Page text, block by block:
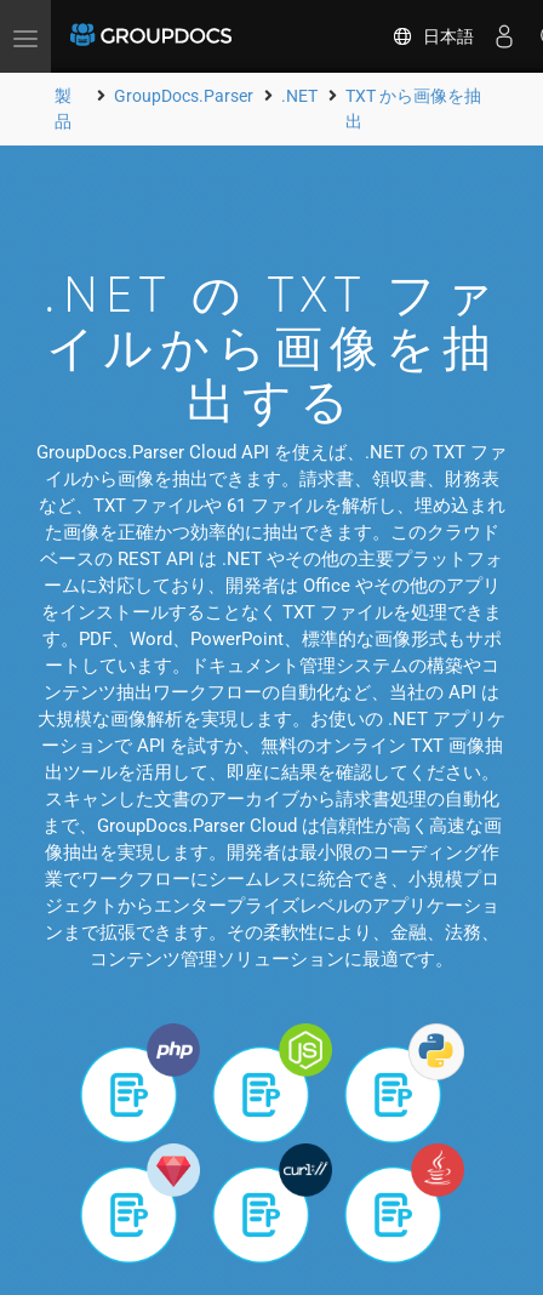
Toggle
日本語
製
品
GroupDocs.Parser .NET
TXT から画像を抽
出
.NET の TXT ファ
イルから画像を抽
出する
GroupDocs.Parser Cloud API を使えば、.NET の TXT ファ
イルから画像を抽出できます。請求書、領収書、財務表
など、TXT ファイルや 61 ファイルを解析し、埋め込まれ
た画像を正確かつ効率的に抽出できます。このクラウド
ベースの REST API は .NET やその他の主要プラットフォ
ームに対応しており、開発者は Office やその他のアプリ
をインストールすることなく TXT ファイルを処理できま
す。PDF、Word、PowerPoint、標準的な画像形式もサポ
ートしています。ドキュメント管理システムの構築やコ
ンテンツ抽出ワークフローの自動化など、当社の API は
大規模な画像解析を実現します。お使いの .NET アプリケ
ーションで API を試すか、無料のオンライン TXT 画像抽
出ツールを活用して、即座に結果を確認してください。
スキャンした文書のアーカイブから請求書処理の自動化
まで、GroupDocs.Parser Cloud は信頼性が高く高速な画
像抽出を実現します。開発者は最小限のコーディング作
業でワークフローにシームレスに統合でき、小規模プロ
ジェクトからエンタープライズレベルのアプリケーショ
ンまで拡張できます。その柔軟性により、金融、法務、
コンテンツ管理ソリューションに最適です。